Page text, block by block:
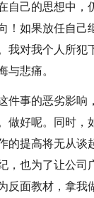
自己的思想中，
！如果放任自己
我对我个人所
与悲痛。
件事的恶劣影
做好呢。同时
的提高将无从
，也为了让公
反面教材，拿